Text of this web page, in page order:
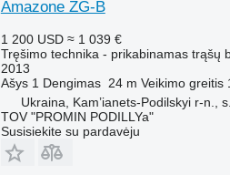
Amazone ZG-B
1 200 USD ≈ 1 039 €
Tręšimo technika - prikabinamas trąšų
2013
Ašys 1 Dengimas 24 m Veikimo greitis
Ukraina, Kam’ianets-Podilskyi r-n.,
TOV "PROMIN PODILLYa"
Susisiekite su pardavėju